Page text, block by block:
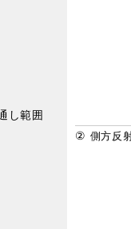
し範囲
② 側方反